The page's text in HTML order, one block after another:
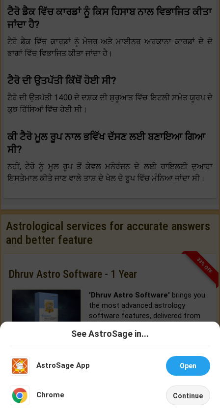
ਟੈਰੋ ਡੈਕ ਵਿੱਚ ਕਾਰਡਾਂ ਨੂੰ ਕਿਸ ਹਿਸਾਬ ਨਾਲ ਵਿਭਾਜਿਤ ਕੀਤਾ
ਜਾਂਦਾ ਹੈ?
ਟੈਰੋ ਡੈਕ ਵਿੱਚ ਕਾਰਡਾਂ ਨੂੰ ਮੇਜਰ ਅਤੇ ਮਾਈਨਰ ਅਰਕਾਨਾ ਕਾਰਡਾਂ ਦੇ ਦੋ
ਭਾਗਾਂ ਵਿੱਚ ਵਿਭਾਜਿਤ ਕੀਤਾ ਜਾਂਦਾ ਹੈ।
ਟੈਰੋ ਦੀ ਉਤਪੱਤੀ ਕਿੱਥੋਂ ਹੋਈ ਸੀ?
ਟੈਰੋ ਦੀ ਉਤਪੱਤੀ 1400 ਦੇ ਦਸ਼ਕ ਦੀ ਸ਼ੁਰੂਆਤ ਵਿੱਚ ਇਟਲੀ ਸਮੇਤ ਯੂਰਪ ਦੇ
ਕੁਝ ਹਿੱਸਿਆਂ ਵਿੱਚ ਹੋਈ ਸੀ।
ਕੀ ਟੈਰੋ ਮੂਲ ਰੂਪ ਨਾਲ ਭਵਿੱਖ ਦੱਸਣ ਲਈ ਬਣਾਇਆ ਗਿਆ
ਸੀ?
ਨਹੀਂ, ਟੈਰੋ ਨੂੰ ਮੂਲ ਰੂਪ ਤੋਂ ਕੇਵਲ ਮਨੋਰੰਜਨ ਦੇ ਲਈ ਰਾਇਲਟੀ ਦੁਆਰਾ
ਇਸਤੇਮਾਲ ਕੀਤੇ ਜਾਣ ਵਾਲੇ ਤਾਸ਼ ਦੇ ਖੇਲ ਦੇ ਰੂਪ ਵਿੱਚ ਮੰਨਿਆ ਜਾਂਦਾ ਸੀ।
Astrological services for accurate answers
and better feature
33% OFF
Dhruv Astro Software - 1 Year
'Dhruv Astro Software' brings you
the most advanced astrology
software features, delivered from
See AstroSage in...
AstroSage App Open
Chrome Continue
Astrologer
Home Account